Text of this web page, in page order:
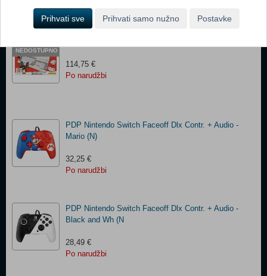
NEDOSTUPNO
114,75 €
Po narudžbi
PDP Nintendo Switch Faceoff Dlx Contr. + Audio -
Mario (N)
32,25 €
Po narudžbi
PDP Nintendo Switch Faceoff Dlx Contr. + Audio -
Black and Wh (N
28,49 €
Po narudžbi
Prihvati sve Prihvati samo nužno Postavke